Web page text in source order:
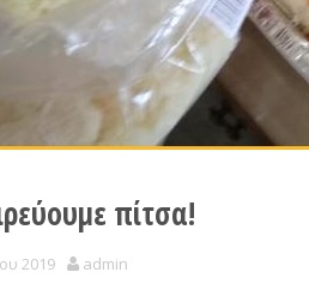
πίτσα!
2019 admin